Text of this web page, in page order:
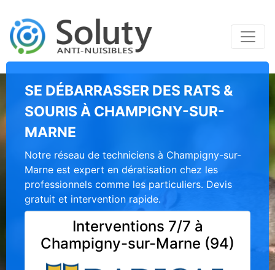
SE DÉBARRASSER DES RATS &
SOURIS À CHAMPIGNY-SUR-
MARNE
Notre réseau de techniciens à Champigny-sur-
Marne est expert en dératisation chez les
professionnels comme les particuliers. Devis
gratuit et intervention rapide.
Interventions 7/7 à
Champigny-sur-Marne (94)